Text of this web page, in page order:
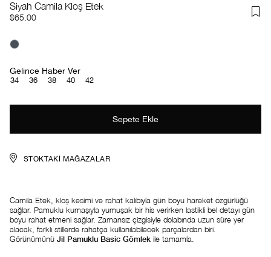
Siyah Camila Kloş Etek
$65.00
Gelince Haber Ver
34 36 38 40 42
STOKTAKI MAĞAZALAR
Camila Etek, kloş kesimi ve rahat kalıbıyla gün boyu hareket özgürlüğü
sağlar. Pamuklu kumaşıyla yumuşak bir his verirken lastikli bel detayı gün
boyu rahat etmeni sağlar. Zamansız çizgisiyle dolabında uzun süre yer
alacak, farklı stillerde rahatça kullanılabilecek parçalardan biri.
Görünümünü Jil Pamuklu Basic Gömlek ile tamamla.